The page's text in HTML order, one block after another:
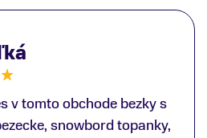
prilby.. všetko značka
mi svojou
obzory a dozvedel
prístupu k
informácie o nových
technológiách; Z
v tomto obchode bezky s
snowbord topanky,